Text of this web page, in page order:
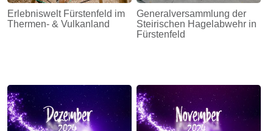
Erlebniswelt Fürstenfeld im
Thermen- & Vulkanland
Generalversammlung der
Steirischen Hagelabwehr in
Fürstenfeld